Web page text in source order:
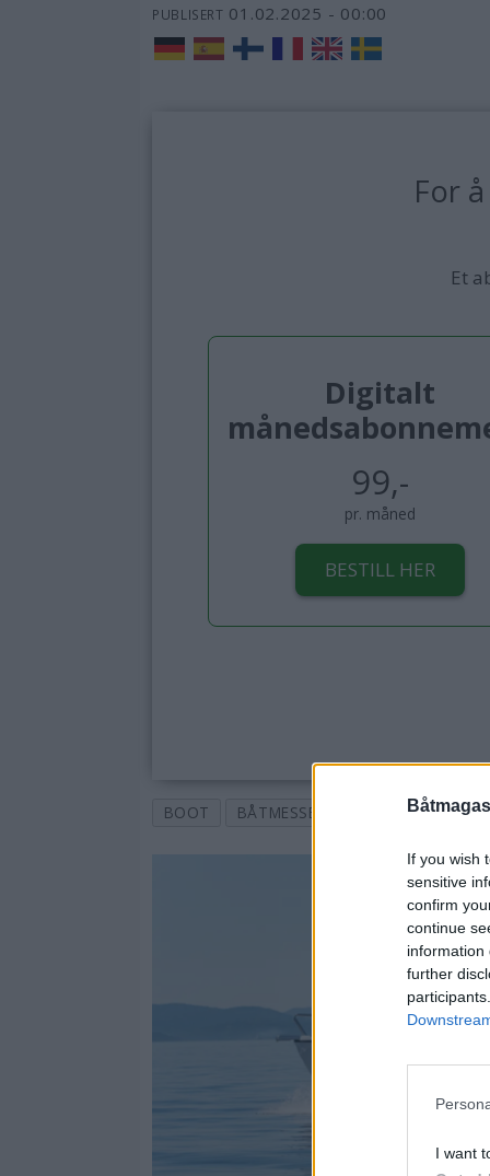
If you wish
sensitive
confirm
continue
information
further
I want
PUBLISERT 01.02.2025 - 00:00
For
Et
Digitalt
99,-
pr. måned
BESTILL HER
BOOT BÅTMESSE TOPPSAK